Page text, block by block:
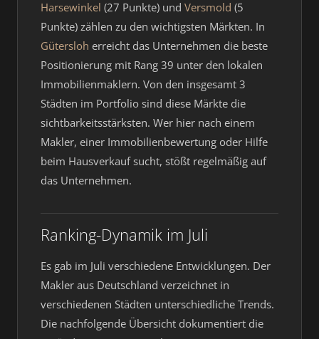
Harsewinkel (27 Punkte) und Versmold (5
Punkte) zählen zu den wichtigsten Märkten. In
Gütersloh erreicht das Unternehmen die beste
Positionierung mit Rang 39 unter den lokalen
Immobilienmaklern. Von den insgesamt 3
Städten im Portfolio sind diese Märkte die
sichtbarkeitsstärksten. Wer hier nach einem
Makler, einer Immobilienbewertung oder Hilfe
beim Hausverkauf sucht, stößt regelmäßig auf
das Unternehmen.
Ranking-Dynamik im Juli
Es gab im Juli verschiedene Entwicklungen. Der
Makler aus Deutschland verzeichnet in
verschiedenen Städten unterschiedliche Trends.
Die nachfolgende Übersicht dokumentiert die